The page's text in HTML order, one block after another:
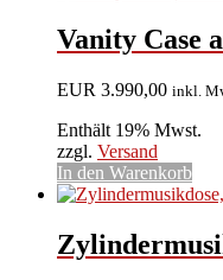
Vanity Case
EUR 3.990,00 inkl.
Enthält 19% Mwst.
zzgl. Versand
In den Warenkorb